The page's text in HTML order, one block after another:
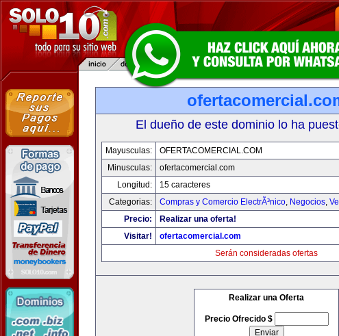
El dueño de este dominio lo ha
Mayusculas:
OFERTACOMERCIAL.COM
Minusculas:
ofertacomercial.com
Longitud:
15 caracteres
Categorias:
Compras y Comercio ElectrÃ³nico, Negocios,
Precio:
Realizar una oferta!
Visitar!
ofertacomercial.com
Serán consideradas ofertas
Realizar una Oferta
Precio Ofrecido $